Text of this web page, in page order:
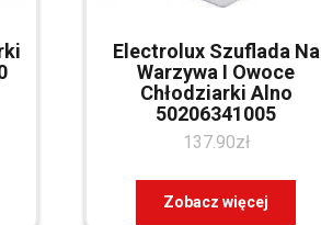
Electrolux Szuflada Na
Warzywa I Owoce
Chłodziarki Alno
50206341005
137.90zł
Zobacz więcej